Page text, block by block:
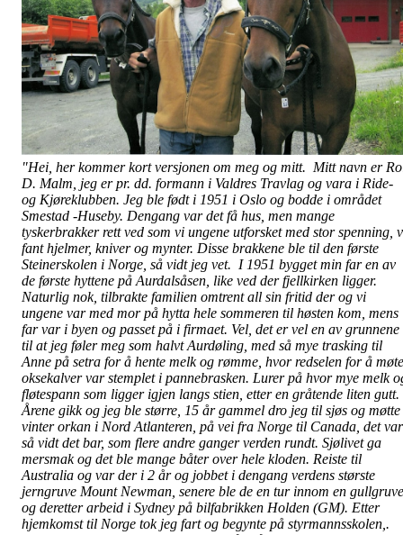
"Hei, her kommer kort versjonen om meg og mitt. Mitt navn er
D. Malm, jeg er pr. dd. formann i Valdres Travlag og vara i Ride-
og Kjøreklubben. Jeg ble født i 1951 i Oslo og bodde i området
Smestad -Huseby. Dengang var det få hus, men mange
tyskerbrakker rett ved som vi ungene utforsket med stor spenning,
fant hjelmer, kniver og mynter. Disse brakkene ble til den første
Steinerskolen i Norge, så vidt jeg vet. I 1951 bygget min far en av
de første hyttene på Aurdalsåsen, like ved der fjellkirken ligger.
Naturlig nok, tilbrakte familien omtrent all sin fritid der og vi
ungene var med mor på hytta hele sommeren til høsten kom, mens
far var i byen og passet på i firmaet. Vel, det er vel en av grunnene
til at jeg føler meg som halvt Aurdøling, med så mye trasking til
Anne på setra for å hente melk og rømme, hvor redselen for å møte
oksekalver var stemplet i pannebrasken. Lurer på hvor mye melk
fløtespann som ligger igjen langs stien, etter en gråtende liten gutt.
Årene gikk og jeg ble større, 15 år gammel dro jeg til sjøs og møtte
vinter orkan i Nord Atlanteren, på vei fra Norge til Canada, det var
så vidt det bar, som flere andre ganger verden rundt. Sjølivet ga
mersmak og det ble mange båter over hele kloden. Reiste til
Australia og var der i 2 år og jobbet i dengang verdens største
jerngruve Mount Newman, senere ble de en tur innom en gullgruve
og deretter arbeid i Sydney på bilfabrikken Holden (GM). Etter
hjemkomst til Norge tok jeg fart og begynte på styrmannsskolen,.